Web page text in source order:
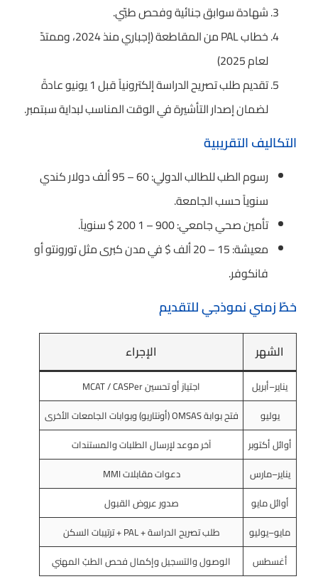
شهادة سوابق جنائية وفحص طبّي.
خطاب PAL من المقاطعة (إجباري منذ 2024، وممتدّ
لعام 2025)
تقديم طلب تصريح الدراسة إلكترونياً قبل 1 يونيو عادةً
لضمان إصدار التأشيرة في الوقت المناسب لبداية سبتمبر.
التكاليف التقريبية
رسوم الطب للطالب الدولي: 60 – 95 ألف دولار كندي
سنوياً حسب الجامعة.
تأمين صحي جامعي: 900 – 1 200 $ سنوياً.
معيشة: 15 – 20 ألف $ في مدن كبرى مثل تورونتو أو
فانكوفر.
خطّ زمني نموذجي للتقديم
الشهر الإجراء
يناير–أبريل
اجتياز أو تحسين MCAT / CASPer
يوليو
فتح بوابة OMSAS (أونتاريو) وبوابات الجامعات الأخرى
أوائل أكتوبر
آخر موعد لإرسال الطلبات والمستندات
يناير–مارس
دعوات مقابلات MMI
أوائل مايو
صدور عروض القبول
مايو–يوليو
طلب تصريح الدراسة + PAL + ترتيبات السكن
أغسطس
الوصول والتسجيل وإكمال فحص الطبّ المهني